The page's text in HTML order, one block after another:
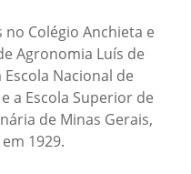
Colégio Anchieta e
Agronomia Luís de
Escola Nacional de
a Escola Superior de
de Minas Gerais,
1929.